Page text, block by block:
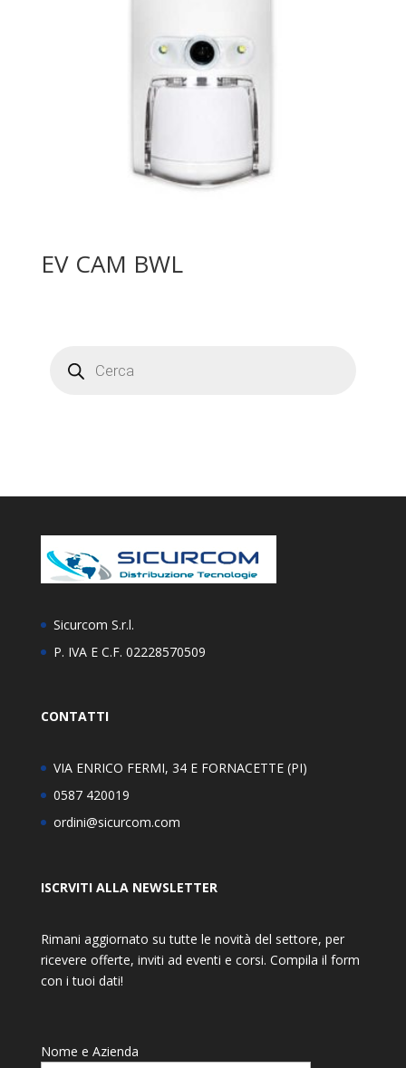
EV CAM BWL
search
Sicurcom S.r.l.
P. IVA E C.F. 02228570509
CONTATTI
VIA ENRICO FERMI, 34 E FORNACETTE (PI)
0587 420019
ordini@sicurcom.com
ISCRVITI ALLA NEWSLETTER
Rimani aggiornato su tutte le novità del settore, per
ricevere offerte, inviti ad eventi e corsi. Compila il form
con i tuoi dati!
Nome e Azienda